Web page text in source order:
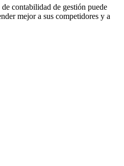
contabilidad de gestión puede
mejor a sus competidores y a